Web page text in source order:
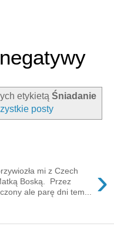
etykietą Śniadanie
posty
›
mi z Czech
Boską. Przez
ale parę dni tem...